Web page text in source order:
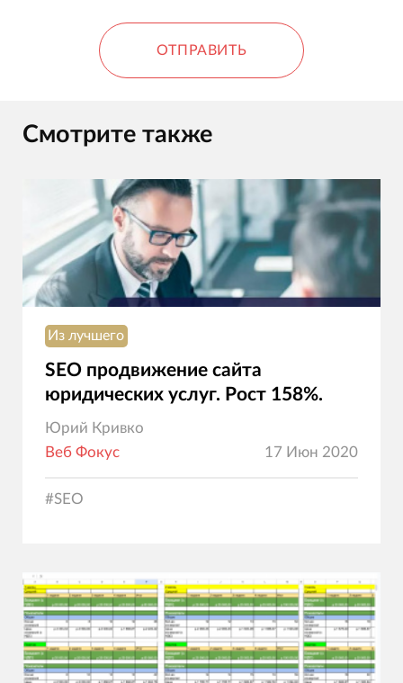
ОТПРАВИТЬ
Смотрите также
Из лучшего
SEO продвижение сайта
юридических услуг. Рост 158%.
Юрий Кривко
Веб Фокус
17 Июн 2020
#SEO